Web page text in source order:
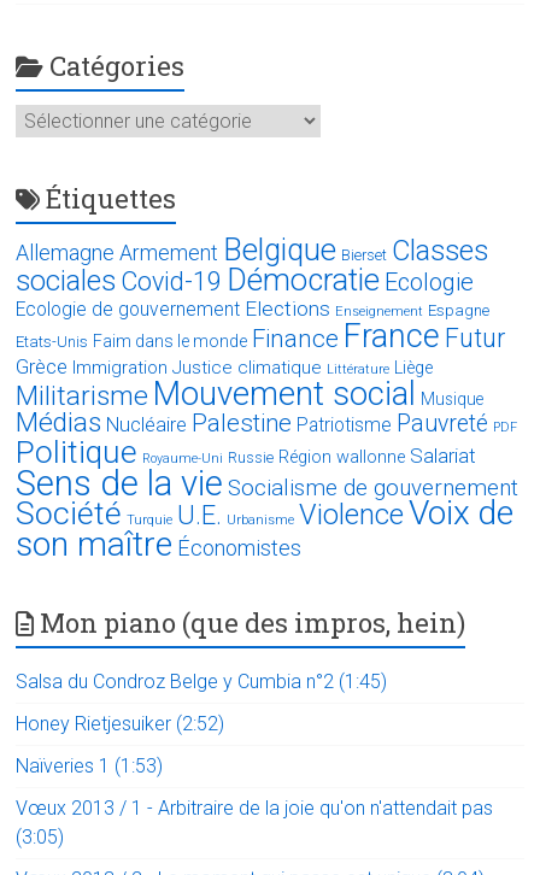
Catégories
Catégories
Étiquettes
Allemagne Armement Belgique Bierset Classes
sociales Covid-19 Démocratie Ecologie
Ecologie de gouvernement Elections Enseignement Espagne
Etats-Unis Faim dans le monde Finance France Futur
Grèce Immigration Justice climatique Littérature Liège
Militarisme Mouvement social Musique
Médias Nucléaire Palestine Patriotisme Pauvreté PDF
Politique Royaume-Uni Russie Région wallonne Salariat
Sens de la vie Socialisme de gouvernement
Société Turquie U.E. Urbanisme ViolenceVoix de
son maître Économistes
Mon piano (que des impros, hein)
Salsa du Condroz Belge y Cumbia n°2 (1:45)
Honey Rietjesuiker (2:52)
Naïveries 1 (1:53)
Vœux 2013 / 1 - Arbitraire de la joie qu'on n'attendait pas
(3:05)